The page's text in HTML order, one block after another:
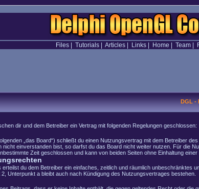
Files| Tutorials| Articles| Links| Home Team|
DGL -
dir und dem Betreiber ein Vertrag mit folgenden Regelungen geschlossen:
„das Board“) schließt du einen Nutzungsvertrag mit dem Betreiber
nicht einverstanden bist, so darfst du das Board nicht weiter nutzen. Für die
Zeit geschlossen und kann von beiden Seiten ohne Einhaltung
erteilst du dem Betreiber ein einfaches, zeitlich und räumlich unbeschränktes
Unterpunkt a bleibt auch nach Kündigung des Nutzungsvertrages bestehen.